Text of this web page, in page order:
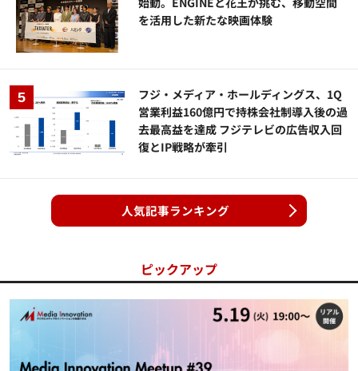
を活用した新たな映画体験
フジ・メディア・ホールディングス、1Q
営業利益160億円で持株会社制導入後の過
去最高益を達成 フジテレビの広告収入回
復とIP戦略が牽引
人気記事ランキング
ピックアップ